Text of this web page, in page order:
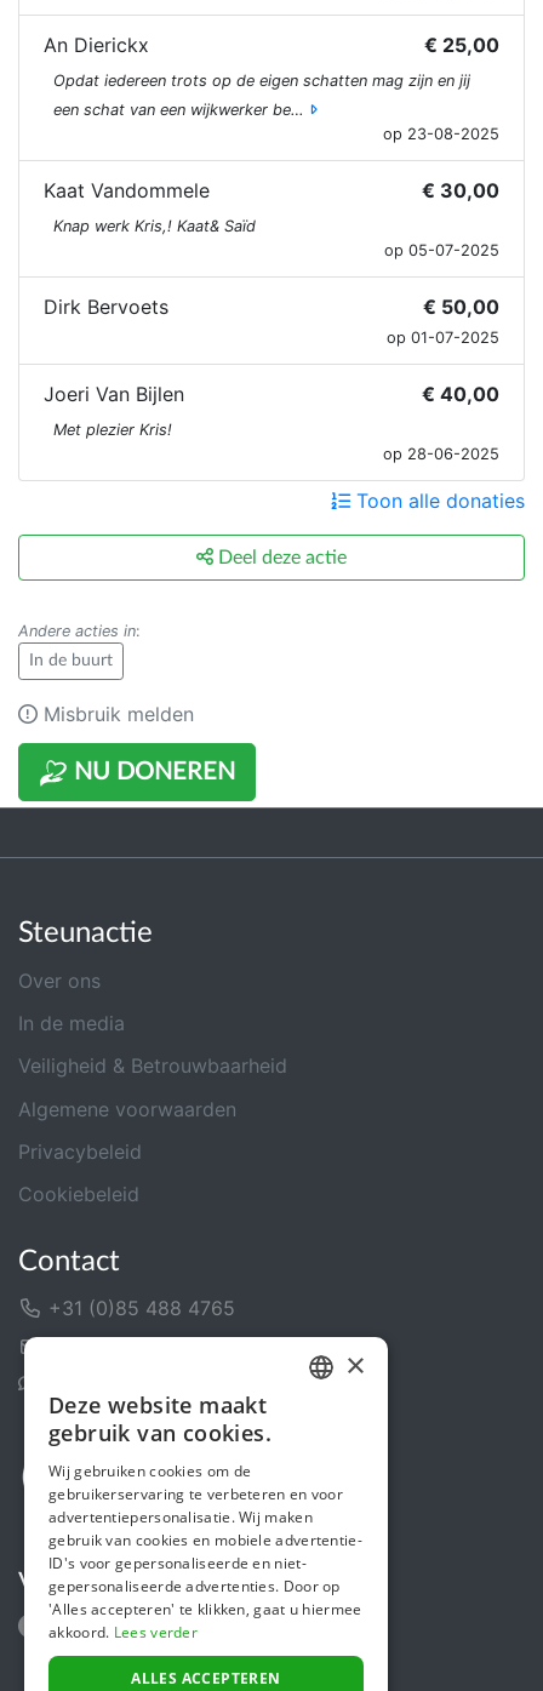
NU DONEREN
An Dierickx € 25,00
Opdat iedereen trots op de eigen schatten mag zijn en jij
een schat van een wijkwerker be…
op 23-08-2025
Kaat Vandommele € 30,00
Knap werk Kris,! Kaat& Saïd
op 05-07-2025
Dirk Bervoets € 50,00
op 01-07-2025
Joeri Van Bijlen € 40,00
Met plezier Kris!
op 28-06-2025
Toon alle donaties
Deel deze actie
Andere acties in:
In de buurt
Misbruik melden
Steunactie
Over ons
In de media
Veiligheid & Betrouwbaarheid
Algemene voorwaarden
Privacybeleid
Cookiebeleid
Contact
+31 (0)85 488 4765
Volg ons
ENGLISH
×
Deze website maakt
gebruik van cookies.
Wij gebruiken cookies om de
gebruikerservaring te verbeteren en voor
advertentiepersonalisatie. Wij maken
gebruik van cookies en mobiele advertentie-
ID's voor gepersonaliseerde en niet-
gepersonaliseerde advertenties. Door op
'Alles accepteren' te klikken, gaat u hiermee
akkoord. Lees verder
ALLES ACCEPTEREN